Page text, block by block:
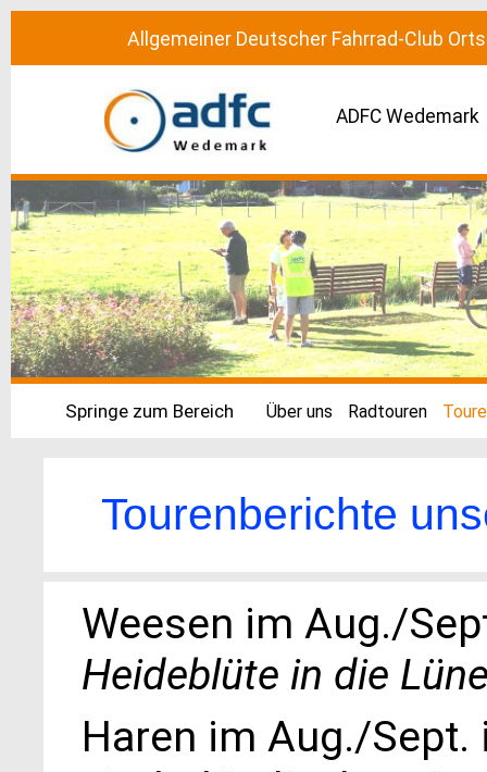
Allgemeiner Deutscher Fahrrad-Club
ADFC Wedemark
Springe zum Bereich Über uns Radtouren
Tourenberichte
Weesen im Aug./
Heideblüte in die
Haren im Aug./